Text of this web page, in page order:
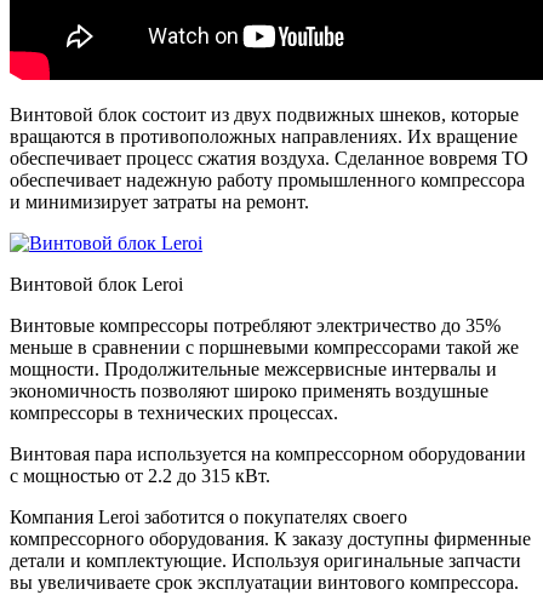
Винтовой блок состоит из двух подвижных шнеков, которые
вращаются в противоположных направлениях. Их вращение
обеспечивает процесс сжатия воздуха. Сделанное вовремя ТО
обеспечивает надежную работу промышленного компрессора
и минимизирует затраты на ремонт.
Винтовой блок Leroi
Винтовые компрессоры потребляют электричество до 35%
меньше в сравнении с поршневыми компрессорами такой же
мощности. Продолжительные межсервисные интервалы и
экономичность позволяют широко применять воздушные
компрессоры в технических процессах.
Винтовая пара используется на компрессорном оборудовании
с мощностью от 2.2 до 315 кВт.
Компания Leroi заботится о покупателях своего
компрессорного оборудования. К заказу доступны фирменные
детали и комплектующие. Используя оригинальные запчасти
вы увеличиваете срок эксплуатации винтового компрессора.